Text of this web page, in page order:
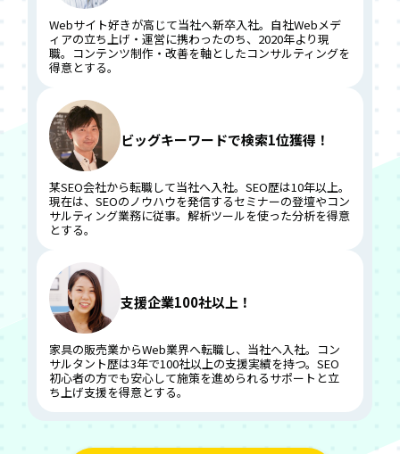
Webサイト好きが高じて当社へ新卒入社。自社Webメデ
ィアの立ち上げ・運営に携わったのち、2020年より現
職。コンテンツ制作・改善を軸としたコンサルティングを
得意とする。
ビッグキーワードで検索1位獲得！
某SEO会社から転職して当社へ入社。SEO歴は10年以上。
現在は、SEOのノウハウを発信するセミナーの登壇やコン
サルティング業務に従事。解析ツールを使った分析を得意
とする。
支援企業100社以上！
家具の販売業からWeb業界へ転職し、当社へ入社。コン
サルタント歴は3年で100社以上の支援実績を持つ。SEO
初心者の方でも安心して施策を進められるサポートと立
ち上げ支援を得意とする。